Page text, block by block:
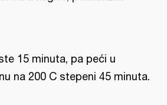
15 minuta, pa peći u
na 200 C stepeni 45 minuta.